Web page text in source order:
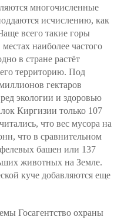
многочисленные
исчислению, как
всего такие горы
наиболее частого
в стране растёт
территорию. Под
гектаров
экологии и здоровью
Киргизии только 107
что вес мусора на
что в сравнительном
башен или 137
животных на Земле.
куче добавляются еще
Госагентство охраны